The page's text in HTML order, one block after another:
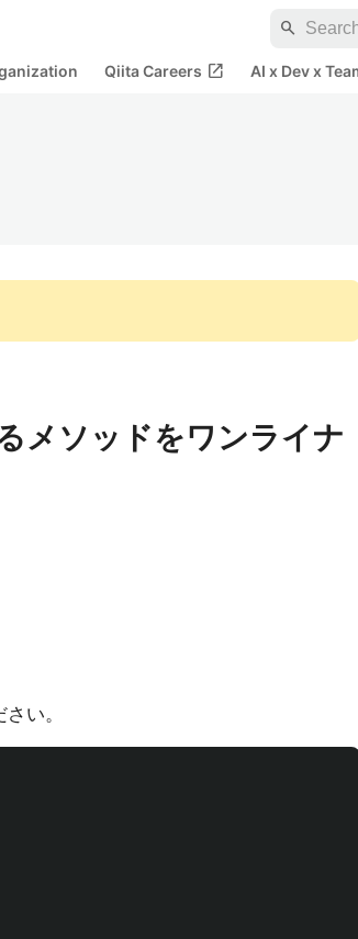
search
Qiita Careers open_in_new AI x Dev x
メソッドをワンライナ
い。